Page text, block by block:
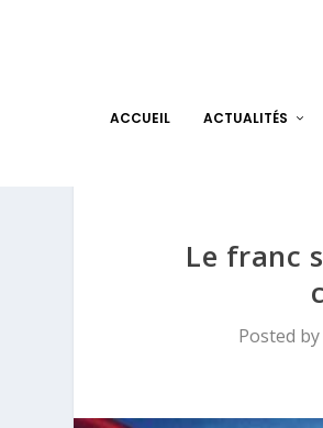
ACCUEIL ACTUALITÉS
Le franc
Posted by